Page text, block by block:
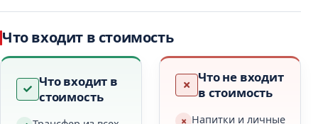
по бездорожью на специально оборудованных
джипах 4x4. Тур проходит по горным тропам,
лесным дорогам и долинам, недоступным для
обычных автомобилей.
Что входит в стоимость
Что входит в
стоимость
Что не входит
в стоимость
Напитки и личные